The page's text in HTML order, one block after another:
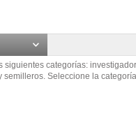
siguientes categorías:
semilleros. Seleccione la